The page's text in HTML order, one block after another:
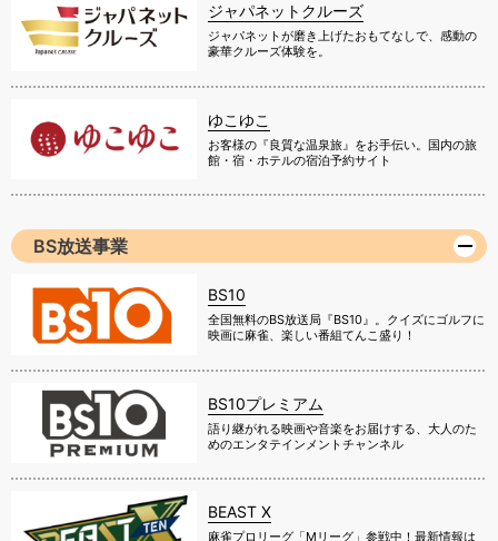
ジャパネットクルーズ
ジャパネットが磨き上げたおもてなしで、感動の
豪華クルーズ体験を。
ゆこゆこ
お客様の『良質な温泉旅』をお手伝い。国内の旅
館・宿・ホテルの宿泊予約サイト
BS放送事業
BS10
全国無料のBS放送局『BS10』。クイズにゴルフに
映画に麻雀、楽しい番組てんこ盛り！
BS10プレミアム
語り継がれる映画や音楽をお届けする、大人のた
めのエンタテインメントチャンネル
BEAST X
麻雀プロリーグ「Mリーグ」参戦中！最新情報は